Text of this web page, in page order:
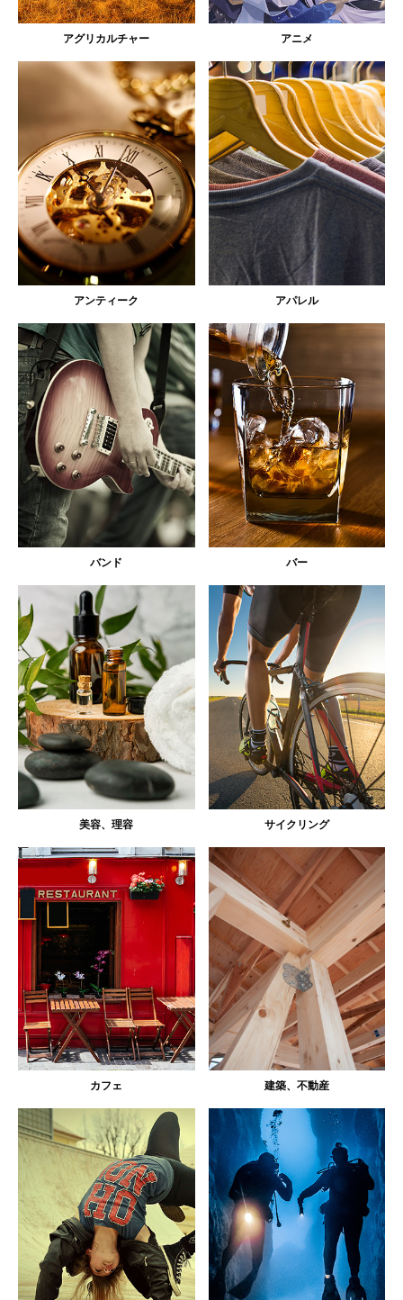
アグリカルチャー アニメ
アンティーク アパレル
バンド バー
美容、理容 サイクリング
カフェ 建築、不動産